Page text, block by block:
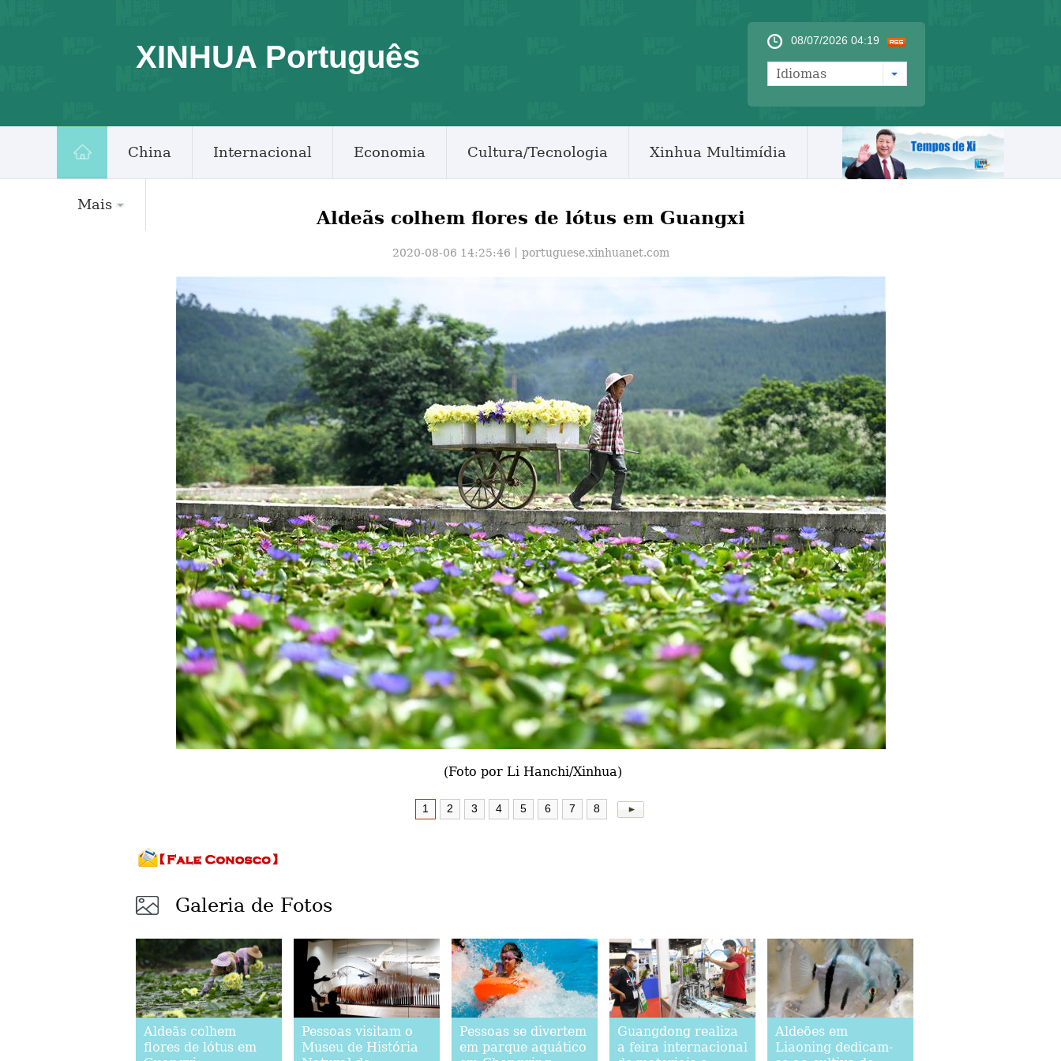
XINHUA Português 08/07/2026 04:19
Idiomas
China Internacional Economia Cultura/Tecnologia Xinhua Multimídia
Mais
Aldeãs colhem flores de lótus em Guangxi
2020-08-06 14:25:46丨 portuguese.xinhuanet.com
(Foto por Li Hanchi/Xinhua)
1 2 3 4 5 6 7 8
Galeria de Fotos
Aldeãs colhem
flores de lótus em
Pessoas visitam o
Museu de História
Pessoas se divertem
em parque aquático
Guangdong realiza
a feira internacional
Aldeões em
Liaoning dedicam-